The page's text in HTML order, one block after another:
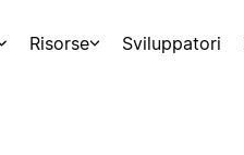
Risorse Sviluppatori